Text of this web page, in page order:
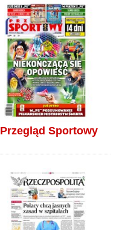
Przegląd Sportowy